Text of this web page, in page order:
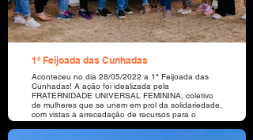
1ª Feijoada das Cunhadas
Aconteceu no dia 28/05/2022 a 1ª Feijoada das
Cunhadas! A ação foi idealizada pela
FRATERNIDADE UNIVERSAL FEMININA, coletivo
de mulheres que se unem em prol da solidariedade,
com vistas à arrecadação de recursos para o
desenvolvimento de projetos sociais e de apoio à